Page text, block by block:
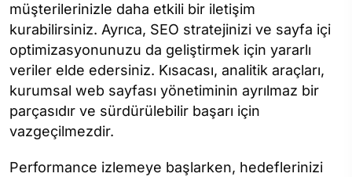
müşterilerinizle daha etkili bir iletişim
kurabilirsiniz. Ayrıca, SEO stratejinizi ve sayfa içi
optimizasyonunuzu da geliştirmek için yararlı
veriler elde edersiniz. Kısacası, analitik araçları,
kurumsal web sayfası yönetiminin ayrılmaz bir
parçasıdır ve sürdürülebilir başarı için
vazgeçilmezdir.
Performance izlemeye başlarken, hedeflerinizi